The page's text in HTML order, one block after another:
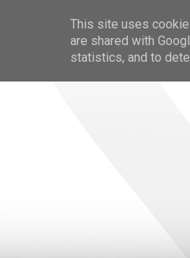
This site uses
are shared with
statistics, and to